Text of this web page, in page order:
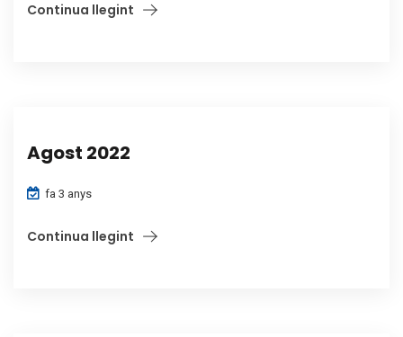
Continua llegint
Agost 2022
fa 3 anys
Continua llegint